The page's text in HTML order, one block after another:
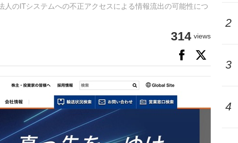
のITシステムへの不正アクセスによる情報流出の可能性につ
314 views